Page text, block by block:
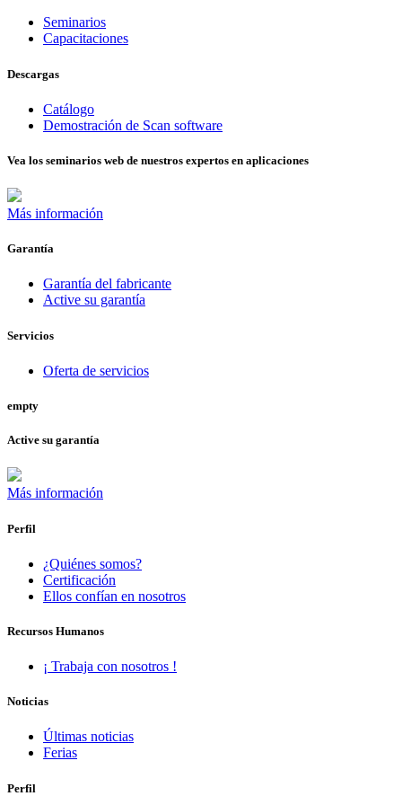
Seminarios
Capacitaciones
Descargas
Catálogo
Demostración de Scan software
Vea los seminarios web de nuestros expertos en aplicaciones
Más información
Garantía
Garantía del fabricante
Active su garantía
Servicios
Oferta de servicios
empty
Active su garantía
Más información
Perfil
¿Quiénes somos?
Certificación
Ellos confían en nosotros
Recursos Humanos
¡ Trabaja con nosotros !
Noticias
Últimas noticias
Ferias
Perfil